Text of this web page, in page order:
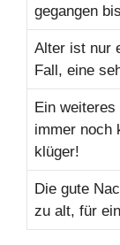
gegangen
Alter ist nur
Fall, eine
Ein
immer noch
klüger!
Die gute
zu alt, für